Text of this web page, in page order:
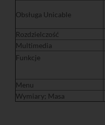
Obsługa Unicable
Rozdzielczość
Multimedia
Funkcje
Menu
Wymiary; Masa